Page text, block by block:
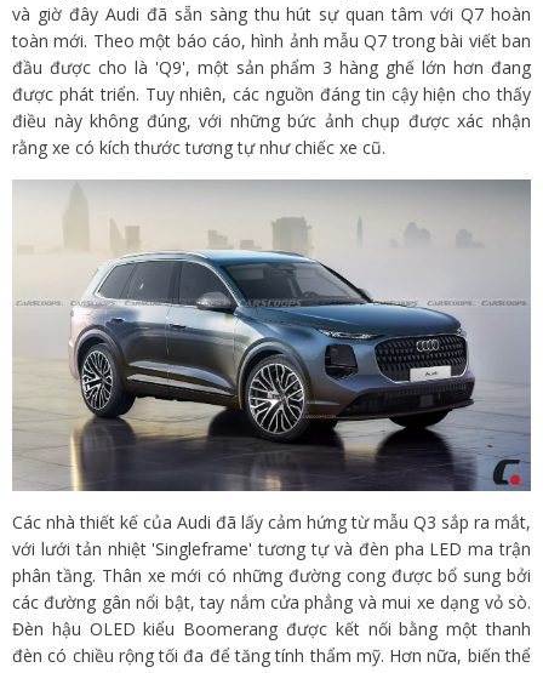
và giờ đây Audi đã sẵn sàng thu hút sự quan tâm với Q7 hoàn
toàn mới. Theo một báo cáo, hình ảnh mẫu Q7 trong bài viết ban
đầu được cho là 'Q9', một sản phẩm 3 hàng ghế lớn hơn đang
được phát triển. Tuy nhiên, các nguồn đáng tin cậy hiện cho thấy
điều này không đúng, với những bức ảnh chụp được xác nhận
rằng xe có kích thước tương tự như chiếc xe cũ.
Các nhà thiết kế của Audi đã lấy cảm hứng từ mẫu Q3 sắp ra mắt,
với lưới tản nhiệt 'Singleframe' tương tự và đèn pha LED ma trận
phân tầng. Thân xe mới có những đường cong được bổ sung bởi
các đường gân nổi bật, tay nắm cửa phẳng và mui xe dạng vỏ sò.
Đèn hậu OLED kiểu Boomerang được kết nối bằng một thanh
đèn có chiều rộng tối đa để tăng tính thẩm mỹ. Hơn nữa, biến thể